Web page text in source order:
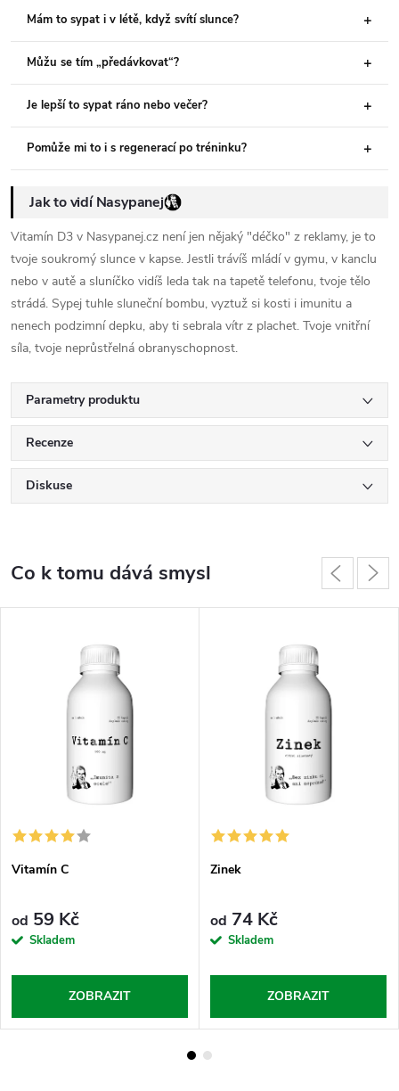
Mám to sypat i v létě, když svítí slunce?
Můžu se tím „předávkovat“?
Je lepší to sypat ráno nebo večer?
Pomůže mi to i s regenerací po tréninku?
Jak to vidí Nasypanej
Vitamín D3 v Nasypanej.cz není jen nějaký "déčko" z reklamy, je to
tvoje soukromý slunce v kapse. Jestli trávíš mládí v gymu, v kanclu
nebo v autě a sluníčko vidíš leda tak na tapetě telefonu, tvoje tělo
strádá. Sypej tuhle sluneční bombu, vyztuž si kosti i imunitu a
nenech podzimní depku, aby ti sebrala vítr z plachet. Tvoje vnitřní
síla, tvoje neprůstřelná obranyschopnost.
Parametry produktu
Recenze
Diskuse
Co k tomu dává smysl
Vitamín C
od 59 Kč
Skladem
ZOBRAZIT
Zinek
od 74 Kč
Skladem
ZOBRAZIT